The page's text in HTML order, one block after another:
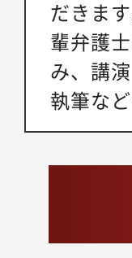
だきま
輩弁護
み、講
執筆な